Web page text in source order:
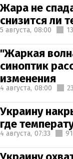
Жара не
снизится ли
5 августа, 08:00
"Жаркая
синоптик
изменения
4 августа, 08:00
Украину
где
4 августа, 07:33